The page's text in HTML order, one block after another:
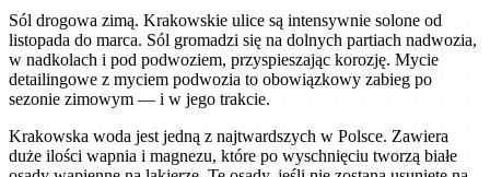
Sól drogowa zimą. Krakowskie ulice są intensywnie solone od
listopada do marca. Sól gromadzi się na dolnych partiach nadwozia,
w nadkolach i pod podwoziem, przyspieszając korozję. Mycie
detailingowe z myciem podwozia to obowiązkowy zabieg po
sezonie zimowym — i w jego trakcie.
Krakowska woda jest jedną z najtwardszych w Polsce. Zawiera
duże ilości wapnia i magnezu, które po wyschnięciu tworzą białe